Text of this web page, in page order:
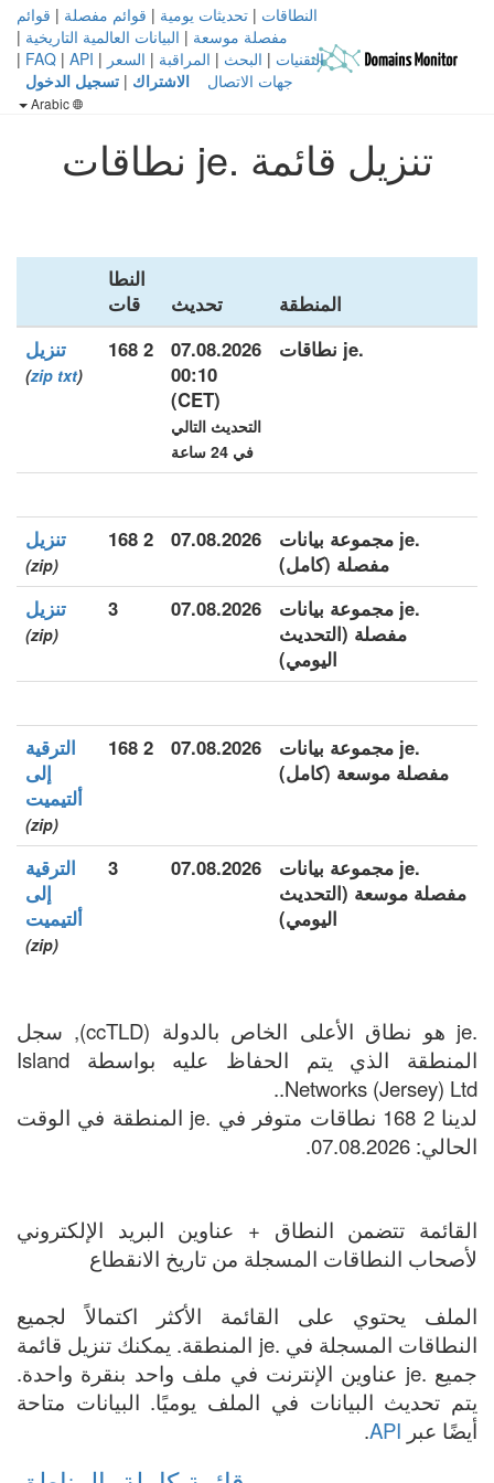
النطاقات | تحديثات يومية | قوائم مفصلة | قوائم
مفصلة موسعة | البيانات العالمية التاريخية |
التقنيات | البحث | المراقبة | السعر |
FAQ | API
|
جهات الاتصال
الاشتراك | تسجيل الدخول
تنزيل قائمة .je نطاقات
المنطقة تحديث
النطا
قات
.je نطاقات
07.08.2026
00:10
(CET)
التحديث التالي
في 24 ساعة
2 168 تنزيل
(
zip txt
)
.je مجموعة بيانات
مفصلة (كامل)
07.08.2026
2 168 تنزيل
(zip)
.je مجموعة بيانات
مفصلة (التحديث
اليومي)
07.08.2026
3 تنزيل
(zip)
.je مجموعة بيانات
مفصلة موسعة (كامل)
07.08.2026
2 168
الترقية
إلى
ألتيميت
(zip)
.je مجموعة بيانات
مفصلة موسعة (التحديث
اليومي)
07.08.2026
3
الترقية
إلى
ألتيميت
(zip)
.je هو نطاق الأعلى الخاص بالدولة (ccTLD), سجل
المنطقة الذي يتم الحفاظ عليه بواسطة Island
Networks (Jersey) Ltd..
لدينا 2 168 نطاقات متوفر في .je المنطقة في الوقت
الحالي: 07.08.2026.
القائمة تتضمن النطاق + عناوين البريد الإلكتروني
لأصحاب النطاقات المسجلة من تاريخ الانقطاع
الملف يحتوي على القائمة الأكثر اكتمالاً لجميع
النطاقات المسجلة في .je المنطقة. يمكنك تنزيل قائمة
جميع .je عناوين الإنترنت في ملف واحد بنقرة واحدة.
يتم تحديث البيانات في الملف يوميًا. البيانات متاحة
أيضًا عبر API
.